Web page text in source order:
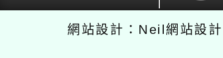
網站設計：Neil網站設